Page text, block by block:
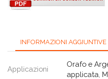
INFORMAZIONI AGGIUNTIVE
Applicazioni
Orafo e
applicata